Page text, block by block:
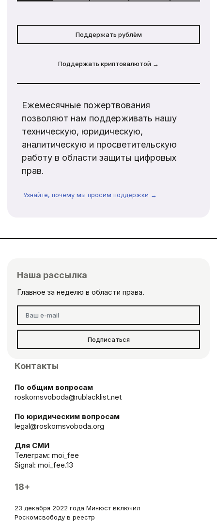
Поддержать рублём
Поддержать криптовалютой →
Ежемесячные пожертвования
позволяют нам поддерживать нашу
техническую, юридическую,
аналитическую и просветительскую
работу в области защиты цифровых
прав.
Узнайте, почему мы просим поддержки →
Наша рассылка
Главное за неделю в области права.
Подписаться
Контакты
По общим вопросам
roskomsvoboda@rublacklist.net
По юридическим вопросам
legal@roskomsvoboda.org
Для СМИ
Телеграм: moi_fee
Signal: moi_fee.13
18+
23 декабря 2022 года Минюст включил
Роскомсвободу в реестр